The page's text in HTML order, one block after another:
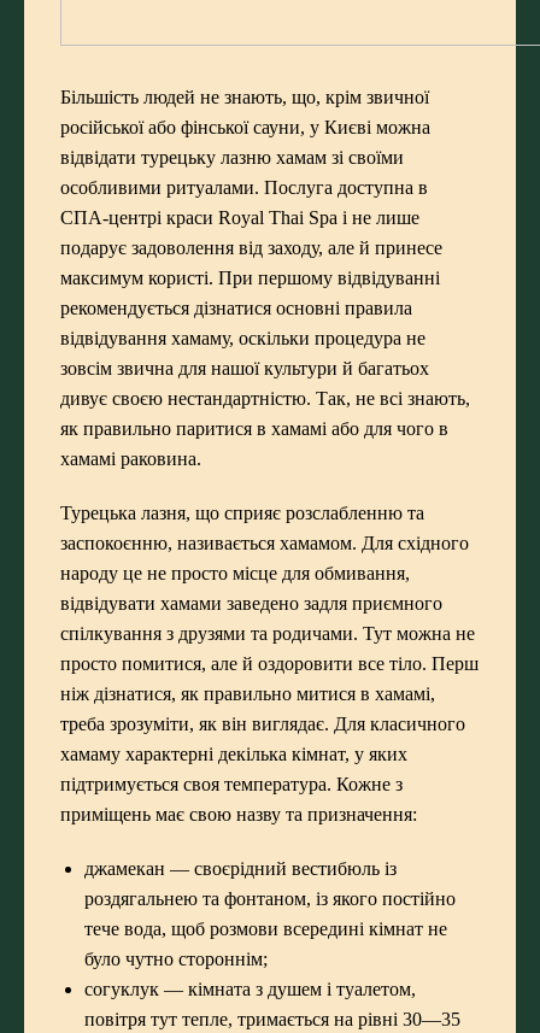
Більшість людей не знають, що, крім звичної
російської або фінської сауни, у Києві можна
відвідати турецьку лазню хамам зі своїми
особливими ритуалами. Послуга доступна в
СПА-центрі краси Royal Thai Spa і не лише
подарує задоволення від заходу, але й принесе
максимум користі. При першому відвідуванні
рекомендується дізнатися основні правила
відвідування хамаму, оскільки процедура не
зовсім звична для нашої культури й багатьох
дивує своєю нестандартністю. Так, не всі знають,
як правильно паритися в хамамі або для чого в
хамамі раковина.
Турецька лазня, що сприяє розслабленню та
заспокоєнню, називається хамамом. Для східного
народу це не просто місце для обмивання,
відвідувати хамами заведено задля приємного
спілкування з друзями та родичами. Тут можна не
просто помитися, але й оздоровити все тіло. Перш
ніж дізнатися, як правильно митися в хамамі,
треба зрозуміти, як він виглядає. Для класичного
хамаму характерні декілька кімнат, у яких
підтримується своя температура. Кожне з
приміщень має свою назву та призначення:
джамекан — своєрідний вестибюль із
роздягальнею та фонтаном, із якого постійно
тече вода, щоб розмови всередині кімнат не
було чутно стороннім;
согуклук — кімната з душем і туалетом,
повітря тут тепле, тримається на рівні 30—35